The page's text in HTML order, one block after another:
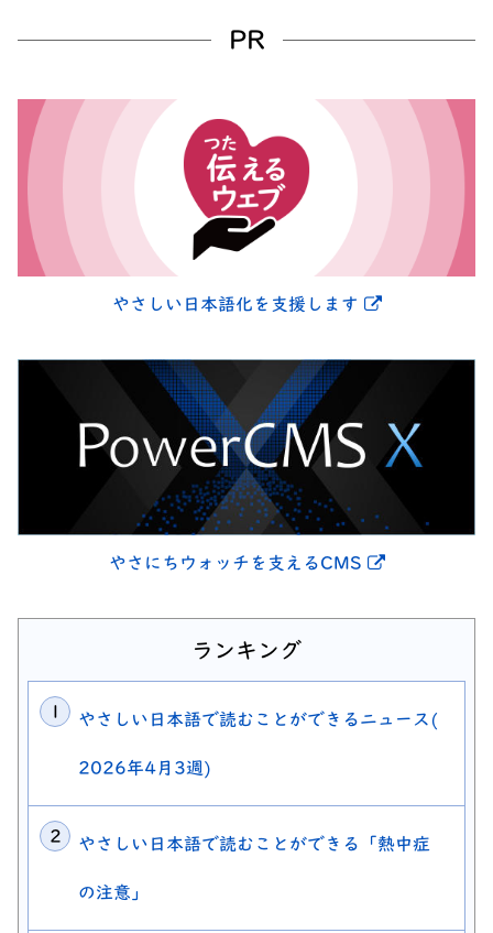
PR
やさしい日本語化を支援します 別ウィンドウ
やさにちウォッチを支えるCMS 別ウィンド
ランキング
やさしい日本語で読むことができるニュース(
2026年4月3週)
やさしい日本語で読むことができる「熱中症
の注意」